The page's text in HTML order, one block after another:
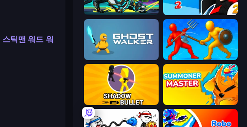
스틱맨 워드 워
Robot Police Iron Panther Ninja Hands 2
Epic Sword Battle! Fight in Arena
Shadow Bullet Summoner Master